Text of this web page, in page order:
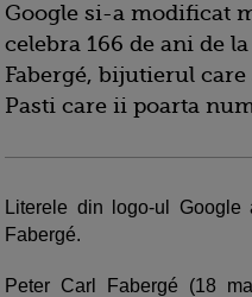
Google si-a modificat
celebra 166 de ani de
Fabergé, bijutierul
Pasti care ii poarta
Literele din logo-ul
Fabergé.
Peter Carl Fabergé (18